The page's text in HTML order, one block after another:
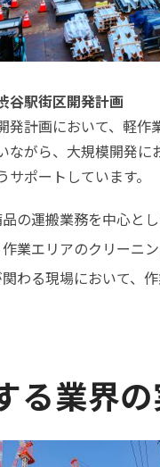
谷駅街区開発計画
発計画において、軽
ながら、大規模開発
サポートしています。
の運搬業務を中心と
業エリアのクリーニ
わる現場において、
る業界